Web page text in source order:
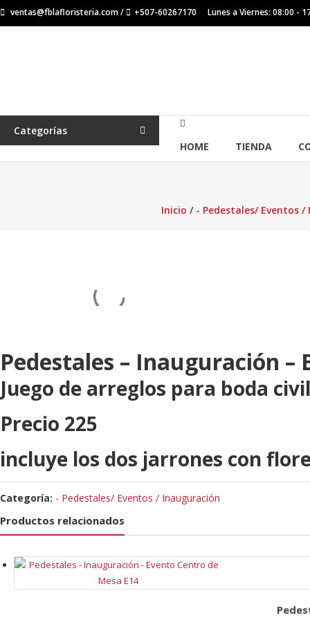
Saltarventas@fblafloristeria.com / +507-60267170 Lunes a Viernes: 08:00 -
Categorías
HOME
TIENDA
Inicio / - Pedestales/ Eventos
Pedestales – Inauguración
Juego de arreglos para boda civil
Precio 225
incluye los dos jarrones con
Categoría: - Pedestales/ Eventos / Inauguración
Productos relacionados